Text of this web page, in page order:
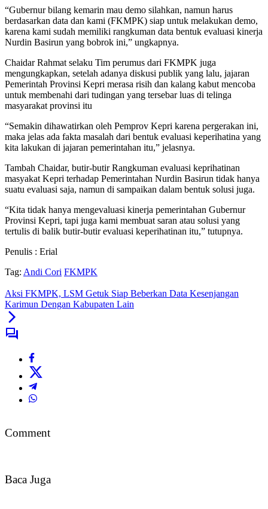
“Gubernur bilang kemarin mau demo silahkan, namun harus
berdasarkan data dan kami (FKMPK) siap untuk melakukan demo,
karena kami sudah memiliki rangkuman data bentuk evaluasi kinerja
Nurdin Basirun yang bobrok ini,” ungkapnya.
Chaidar Rahmat selaku Tim perumus dari FKMPK juga
mengungkapkan, setelah adanya diskusi publik yang lalu, jajaran
Pemerintah Provinsi Kepri merasa risih dan kalang kabut mencoba
untuk membenahi dari tudingan yang tersebar luas di telinga
masyarakat provinsi itu
“Semakin dihawatirkan oleh Pemprov Kepri karena pergerakan ini,
maka jelas ada fakta masalah dari bentuk evaluasi keperihatina yang
kita lakukan di jajaran pemerintahan itu,” jelasnya.
Tambah Chaidar, butir-butir Rangkuman evaluasi keprihatinan
masyakat Kepri terhadap Pemerintahan Nurdin Basirun tidak hanya
suatu evaluasi saja, namun di sampaikan dalam bentuk solusi juga.
“Kita tidak hanya mengevaluasi kinerja pemerintahan Gubernur
Provinsi Kepri, tapi juga kami membuat saran atau solusi yang
tertulis di balik butir-butir evaluasi keperihatinan itu,” tutupnya.
Penulis : Erial
Tag: Andi Cori FKMPK
Aksi FKMPK, LSM Getuk Siap Beberkan Data Kesenjangan
Karimun Dengan Kabupaten Lain
Comment
Baca Juga